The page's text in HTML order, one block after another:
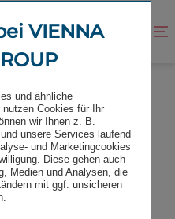
Kontrast
IN POLEN:
SKANDIA
VIENNA
und ähnliche
Cookies für Ihr
wir Ihnen z. B.
unsere Services laufend
und Marketingcookies
Diese gehen auch
Medien und Analysen, die
mit ggf. unsicheren